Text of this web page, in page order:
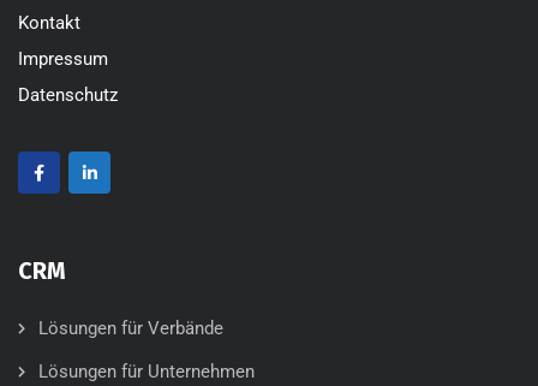
Kontakt
Impressum
Datenschutz
CRM
Lösungen für Verbände
Lösungen für Unternehmen